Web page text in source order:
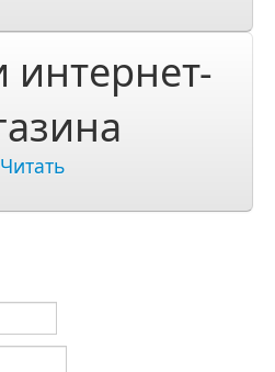
интернет-
Читать